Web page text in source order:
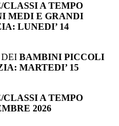
CLASSI A TEMPO
MEDI E GRANDI
LUNEDI’ 14
BAMBINI PICCOLI
MARTEDI’ 15
CLASSI A TEMPO
2026